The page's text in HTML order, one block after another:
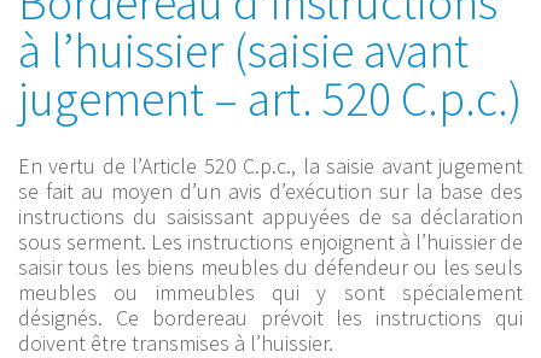
à l’huissier (saisie avant
jugement – art. 520 C.p.c.)
En vertu de l’Article 520 C.p.c., la saisie avant jugement
se fait au moyen d’un avis d’exécution sur la base des
instructions du saisissant appuyées de sa déclaration
sous serment. Les instructions enjoignent à l’huissier de
saisir tous les biens meubles du défendeur ou les seuls
meubles ou immeubles qui y sont spécialement
désignés. Ce bordereau prévoit les instructions qui
doivent être transmises à l’huissier.